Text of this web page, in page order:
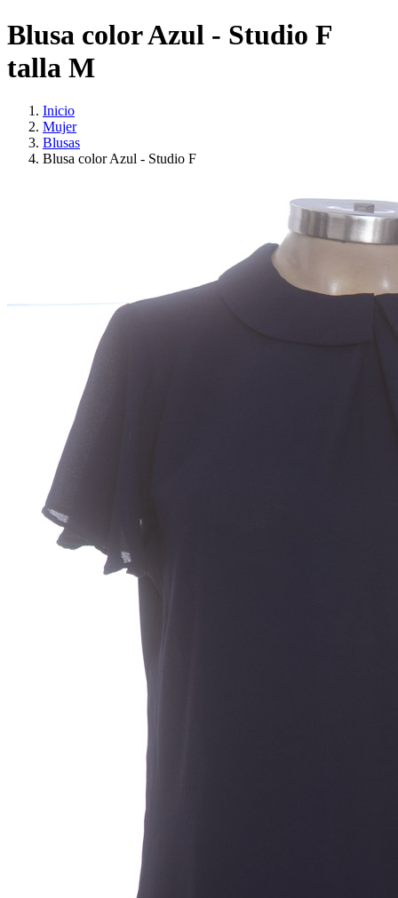
Blusa color Azul - Studio F
talla M
Inicio
Mujer
Blusas
Blusa color Azul - Studio F